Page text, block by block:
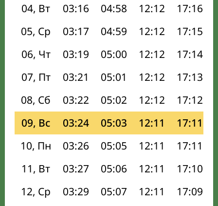
04, Вт
03:16 04:58 12:12 17:16
05, Ср
03:17 04:59 12:12 17:15
06, Чт
03:19 05:00 12:12 17:14
07, Пт
03:21 05:01 12:12 17:13
08, Сб
03:22 05:02 12:12 17:12
09, Вс
03:24 05:03 12:11 17:11
10, Пн
03:26 05:05 12:11 17:11
11, Вт
03:27 05:06 12:11 17:10
12, Ср
03:29 05:07 12:11 17:09